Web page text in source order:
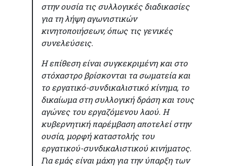
στην ουσία τις συλλογικές διαδικασίες
για τη λήψη αγωνιστικών
κινητοποιήσεων, όπως τις γενικές
συνελεύσεις.
Η επίθεση είναι συγκεκριμένη και στο
στόχαστρο βρίσκονται τα σωματεία και
το εργατικό-συνδικαλιστικό κίνημα, το
δικαίωμα στη συλλογική δράση και τους
αγώνες του εργαζόμενου λαού. Η
κυβερνητική παρέμβαση αποτελεί στην
ουσία, μορφή καταστολής του
εργατικού-συνδικαλιστικού κινήματος.
Για εμάς είναι μάχη για την ύπαρξη των